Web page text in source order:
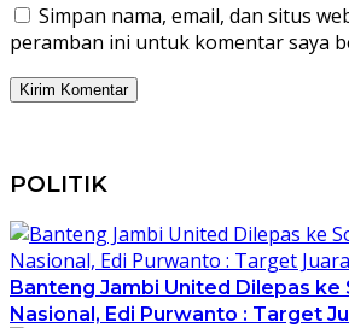
Simpan nama, email, dan situs
peramban ini untuk komentar saya
POLITIK
Banteng Jambi United Dilepas ke
Nasional, Edi Purwanto : Target